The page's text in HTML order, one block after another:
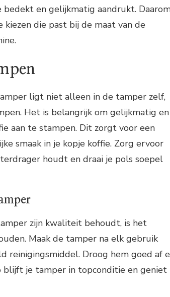
en gelijkmatig aandrukt.
die past bij de maat van de
ligt niet alleen in de tamper zelf,
Het is belangrijk om gelijkmatig en
aan te stampen. Dit zorgt voor een
smaak in je kopje koffie. Zorg ervoor
houdt en draai je pols soepel
zijn kwaliteit behoudt, is het
Maak de tamper na elk gebruik
reinigingsmiddel. Droog hem goed af
blijft je tamper in topconditie en geniet